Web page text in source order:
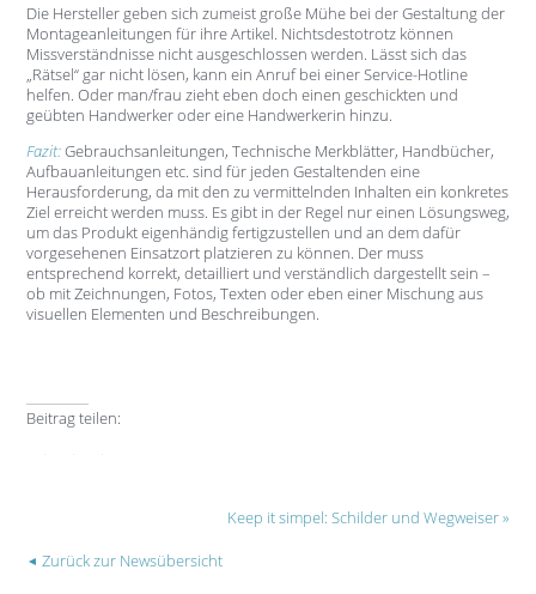
Die Hersteller geben sich zumeist große Mühe bei der Gestaltung der
Montageanleitungen für ihre Artikel. Nichtsdestotrotz können
Missverständnisse nicht ausgeschlossen werden. Lässt sich das
„Rätsel“ gar nicht lösen, kann ein Anruf bei einer Service-Hotline
helfen. Oder man/frau zieht eben doch einen geschickten und
geübten Handwerker oder eine Handwerkerin hinzu.
Fazit:Gebrauchsanleitungen, Technische Merkblätter, Handbücher,
Aufbauanleitungen etc. sind für jeden Gestaltenden eine
Herausforderung, da mit den zu vermittelnden Inhalten ein konkretes
Ziel erreicht werden muss. Es gibt in der Regel nur einen Lösungsweg,
um das Produkt eigenhändig fertigzustellen und an dem dafür
vorgesehenen Einsatzort platzieren zu können. Der muss
entsprechend korrekt, detailliert und verständlich dargestellt sein –
ob mit Zeichnungen, Fotos, Texten oder eben einer Mischung aus
visuellen Elementen und Beschreibungen.
Beitrag teilen:
Keep it simpel: Schilder und Wegweiser
Zurück zur Newsübersicht